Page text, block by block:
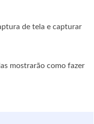
de tela e capturar
mostrarão como fazer